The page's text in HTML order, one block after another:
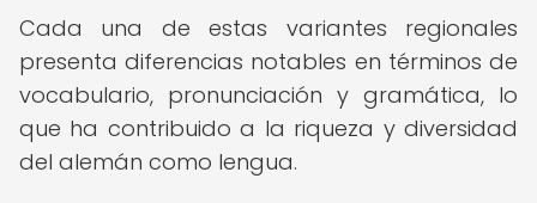
Cada una de estas variantes regionales
presenta diferencias notables en términos de
vocabulario, pronunciación y gramática, lo
que ha contribuido a la riqueza y diversidad
del alemán como lengua.